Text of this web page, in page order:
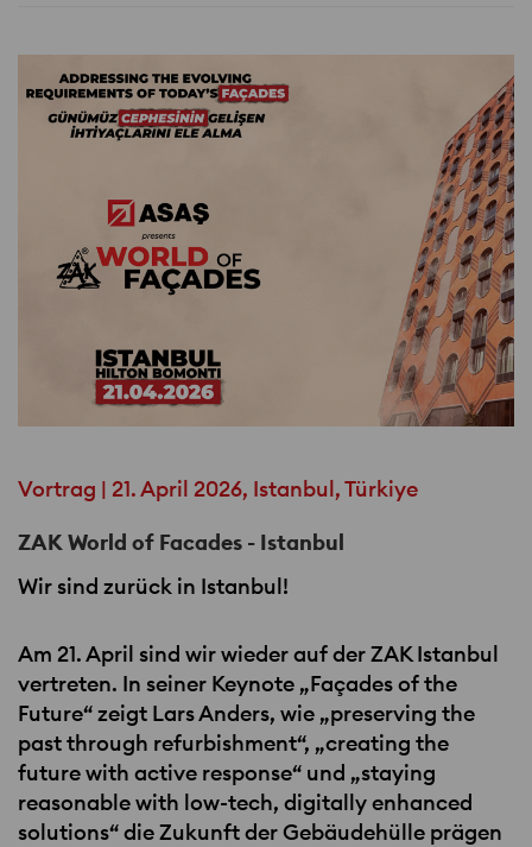
Vortrag | 21. April 2026, Istanbul, Türkiye
ZAK World of Facades - Istanbul
Wir sind zurück in Istanbul!
Am 21. April sind wir wieder auf derZAKIstanbul
vertreten. In seiner Keynote „Façades of the
Future“ zeigt Lars Anders, wie „preserving the
past through refurbishment“, „creating the
future with active response“ und „staying
reasonable with low-tech, digitally enhanced
solutions“ die Zukunft der Gebäudehülle prägen